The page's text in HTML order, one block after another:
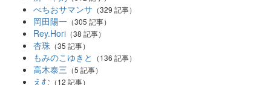
べちおサマンサ （329 記事）
岡田陽一 （305 記事）
Rey.Hori （38 記事）
杏珠 （35 記事）
もみのこゆきと （136 記事）
高木泰三 （5 記事）
えむ （12 記事）